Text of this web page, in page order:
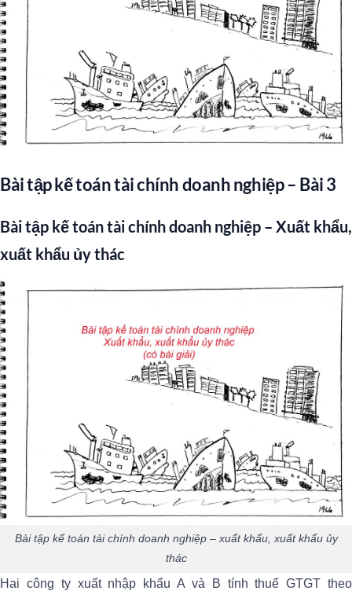
Bài tập kế toán tài chính doanh nghiệp – Bài 3
Bài tập kế toán tài chính doanh nghiệp – Xuất khẩu,
xuất khẩu ủy thác
Bài tập kế toán tài chính doanh nghiệp – xuất khẩu, xuất khẩu ủy
thác
Hai công ty xuất nhập khẩu A và B tính thuế GTGT theo